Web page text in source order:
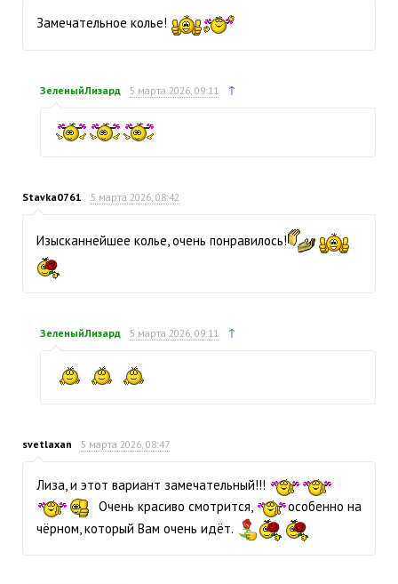
Замечательное колье!
ЗеленыйЛизард 5 марта 2026, 09:11 ↑
Stavka0761 5 марта 2026, 08:42
Изысканнейшее колье, очень понравилось!
ЗеленыйЛизард 5 марта 2026, 09:11 ↑
svetlaxan 5 марта 2026, 08:47
Лиза, и этот вариант замечательный!!!
Очень красиво смотрится,
особенно на
чёрном, который Вам очень идёт.